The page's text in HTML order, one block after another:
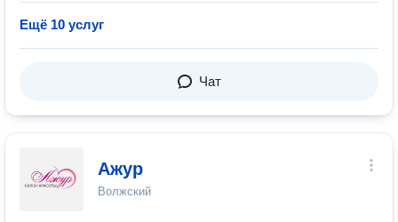
Ещё 10 услуг
Чат
Ажур
Волжский